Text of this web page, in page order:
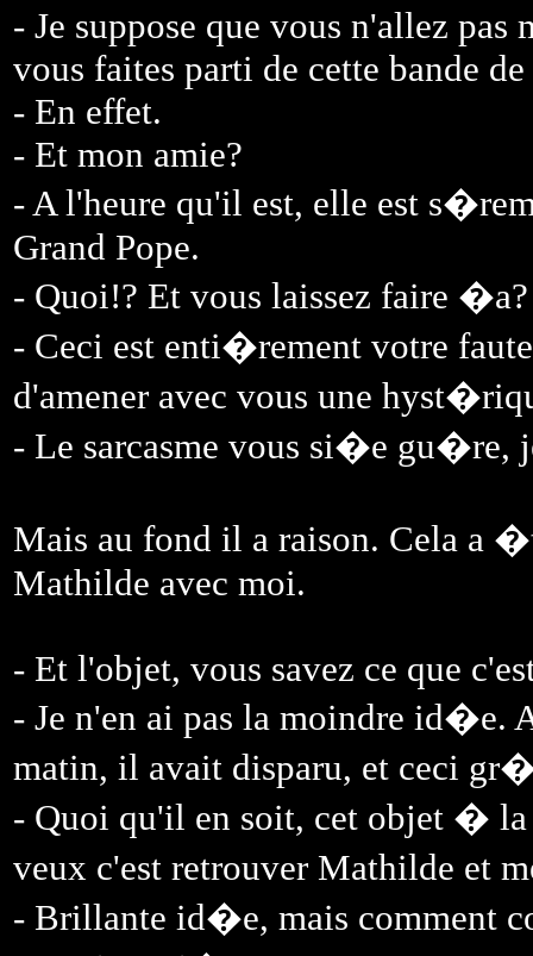
- Je suppose que vous n'allez
vous faites parti de cette bande
- En effet.
- Et mon amie?
- A l'heure qu'il est, elle est
Grand Pope.
- Quoi!? Et vous laissez faire �a?
- Ceci est enti�rement votre
d'amener avec vous une
- Le sarcasme vous si�e gu�re,
Mais au fond il a raison. Cela a
Mathilde avec moi.
- Et l'objet, vous savez ce que
- Je n'en ai pas la moindre
matin, il avait disparu, et ceci
- Quoi qu'il en soit, cet objet �
veux c'est retrouver Mathilde et
- Brillante id�e, mais comment